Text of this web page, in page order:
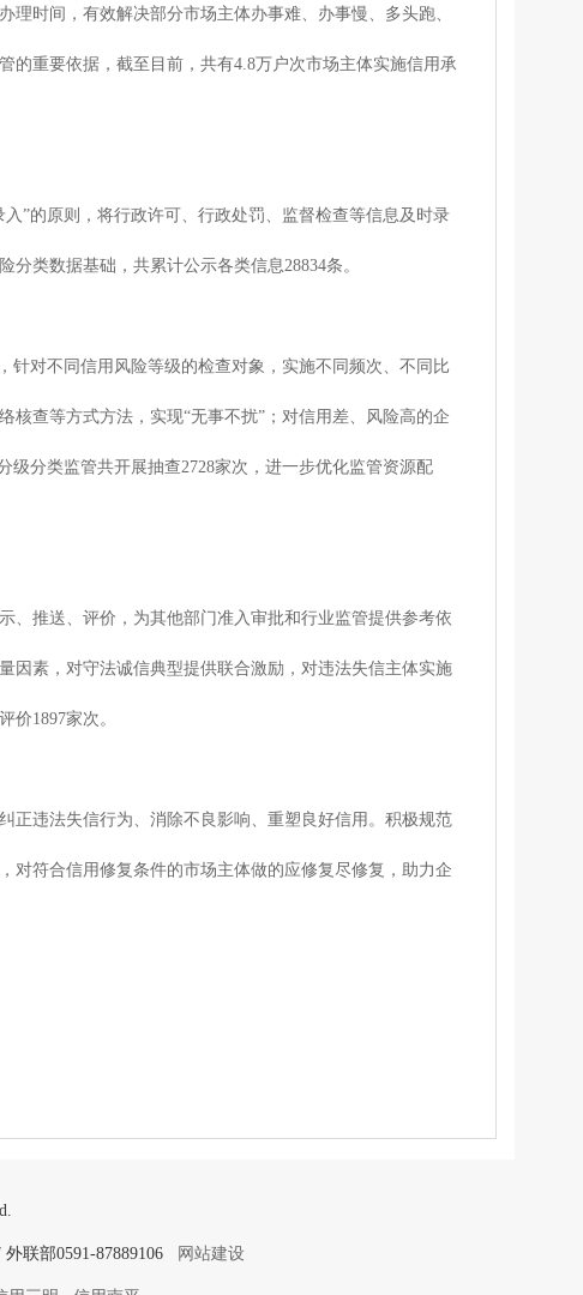
时间，有效解决部分市场主体办事难、办事慢、多头跑、
的重要依据，截至目前，共有4.8万户次市场主体实施信用承
的原则，将行政许可、行政处罚、监督检查等信息及时录
类数据基础，共累计公示各类信息28834条。
对不同信用风险等级的检查对象，实施不同频次、不同比
查等方式方法，实现“无事不扰”；对信用差、风险高的企
级分类监管共开展抽查2728家次，进一步优化监管资源配
推送、评价，为其他部门准入审批和行业监管提供参考依
因素，对守法诚信典型提供联合激励，对违法失信主体实施
1897家次。
违法失信行为、消除不良影响、重塑良好信用。积极规范
对符合信用修复条件的市场主体做的应修复尽修复，助力企
联部0591-87889106 网站建设